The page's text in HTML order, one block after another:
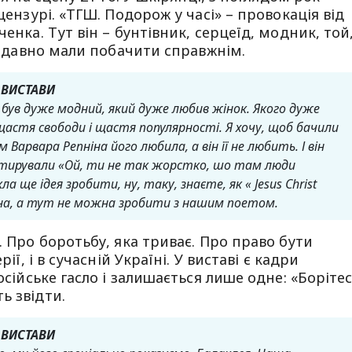
«ТГШ. Подорож у часі» – провокація від
Тут він – бунтівник, серцеїд, модник,
давно мали побачити справжнім.
дуже модний, який дуже любив жінок. Якого дуже
свободи і щастя популярності. Я хочу, щоб бачили
Репніна його любила, а він її не любить. І він
«Ой, ти не так жорстко, шо там люди
ще ідея зробити, ну, таку, знаєте, як « Jesus Christ
а тут не можна зробити з нашим поетом.
боротьбу, яка триває. Про право бути
і в сучасній Україні. У виставі є кадри
гасло і залишається лише одне:
звідти.